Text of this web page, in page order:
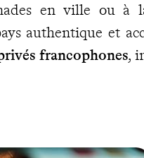
en ville ou à
authentique et
francophones,